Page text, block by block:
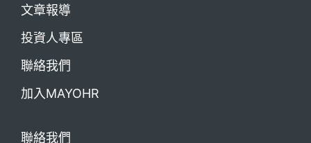
文章報導
投資人專區
聯絡我們
加入MAYOHR
聯絡我們